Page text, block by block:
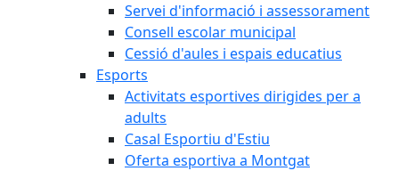
Servei d'informació i assessorament
Consell escolar municipal
Cessió d'aules i espais educatius
Esports
Activitats esportives dirigides per a
adults
Casal Esportiu d'Estiu
Oferta esportiva a Montgat